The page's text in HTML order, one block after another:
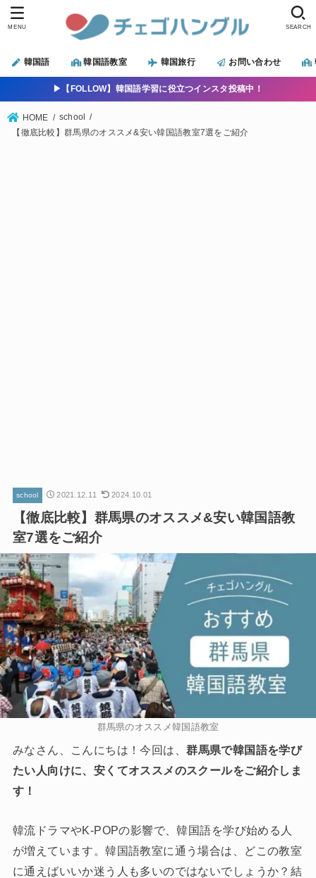
韓国語 韓国語教室 韓国旅行 お問い合わせ
SEARCH
MENU
▶︎【FOLLOW】韓国語学習に役立つインスタ投稿中！
HOME
school
【徹底比較】群馬県のオススメ&安い韓国語教室7選をご紹介
school 2021.12.11 2024.10.01
【徹底比較】群馬県のオススメ&安い韓国語教
室7選をご紹介
群馬県のオススメ韓国語教室
みなさん、こんにちは！今回は、群馬県で韓国語を学び
たい人向けに、安くてオススメのスクールをご紹介しま
す！
韓流ドラマやK-POPの影響で、韓国語を学び始める人
が増えています。韓国語教室に通う場合は、どこの教室
に通えばいいか迷う人も多いのではないでしょうか？結